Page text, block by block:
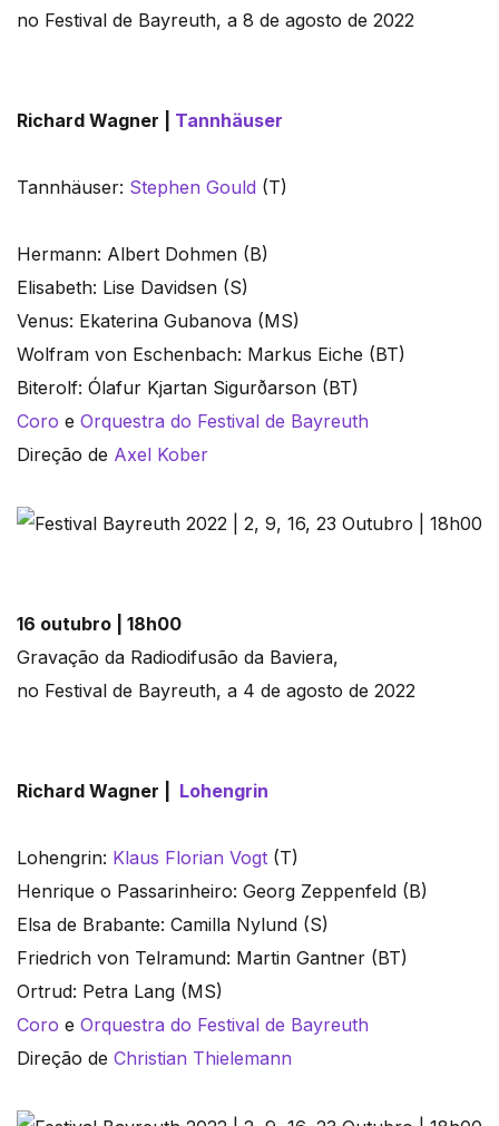
no Festival de Bayreuth, a 8 de agosto de 2022
Richard Wagner | Tannhäuser
Tannhäuser: Stephen Gould (T)
Hermann: Albert Dohmen (B)
Elisabeth: Lise Davidsen (S)
Venus: Ekaterina Gubanova (MS)
Wolfram von Eschenbach: Markus Eiche (BT)
Biterolf: Ólafur Kjartan Sigurðarson (BT)
Coro e Orquestra do Festival de Bayreuth
Direção de Axel Kober
16 outubro | 18h00
Gravação da Radiodifusão da Baviera,
no Festival de Bayreuth, a 4 de agosto de 2022
Richard Wagner | Lohengrin
Lohengrin: Klaus Florian Vogt (T)
Henrique o Passarinheiro: Georg Zeppenfeld (B)
Elsa de Brabante: Camilla Nylund (S)
Friedrich von Telramund: Martin Gantner (BT)
Ortrud: Petra Lang (MS)
Coro e Orquestra do Festival de Bayreuth
Direção de Christian Thielemann